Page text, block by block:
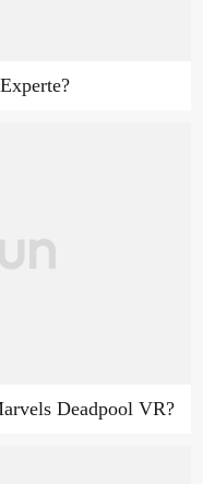
Deadpool VR?